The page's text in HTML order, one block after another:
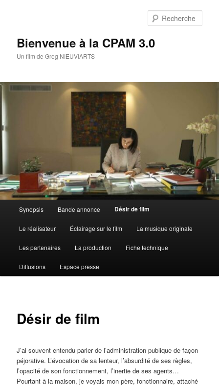
Bienvenue à la CPAM 3.0
Un film de Greg NIEUVIARTS
principal
Synopsis Bande annonce Désir de film
Le réalisateur Éclairage sur le film La musique originale
Les partenaires La production Fiche technique
Diffusions Espace presse
Désir de film
J’ai souvent entendu parler de l’administration publique de façon
péjorative. L’évocation de sa lenteur, l’absurdité de ses règles,
l’opacité de son fonctionnement, l’inertie de ses agents…
Pourtant à la maison, je voyais mon père, fonctionnaire, attaché